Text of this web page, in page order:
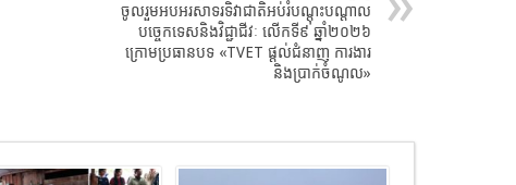
ចូលរួមអបអរសាទរទិវាជាតិអប់រំបណ្តុះបណ្តាល
បច្ចេកទេសនិងវិជ្ជាជីវៈ លើកទី៩ ឆ្នាំ២០២៦
ក្រោមប្រធានបទ «TVET ផ្តល់ជំនាញ ការងារ
និងប្រាក់ចំណូល»